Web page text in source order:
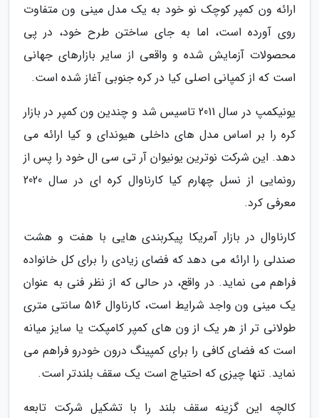
ارائه ون کمپر کوچک نو خود به یک مدل مینی ون متفاوت
روی آورده است، اما به جای ساختن طرح خود، در پی
محصولات آزمایش شده و واقعی از سایر بازارهای جهانی
است که از کمپانی اصلی کیا در کره جنوبی آغاز شده است.
یونیکمپ در سال 2011 تاسیس شد و چندین ون کمپر در بازار
کره را بر اساس مدل های داخلی هیوندای و کیا ارائه می
دهد. این شرکت نوترین یونیوان آر تی سی ال خود را پس از
رونمایی از نسل چهارم کیا کارناوال کره ای در سال 2020
معرفی کرد.
کارناوال در بازار آمریکا پیکربندی هایی با هفت و هشت
صندلی را ارائه می دهد که فضای زیادی را برای کل خانواده
فراهم می نماید. در واقع، در حالی که از نظر فنی به عنوان
یک مینی ون واجد شرایط است، کارناوال 516 سانتی متری
طولانی تر از هر یک از ون های کمپر کامپکت یا سایز میانه
است که فضای کافی را برای کمپینگ درون خودرو فراهم می
نماید. تنها چیزی که احتیاج است یک سقف بلندتر است.
کالچه این گزینه سقف بلند را با تشکیل شرکت تابعه